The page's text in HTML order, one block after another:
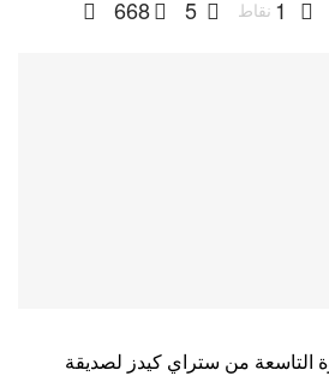
1 نقاط 5
668
التاسعة من ستراي كيدز لصديقة